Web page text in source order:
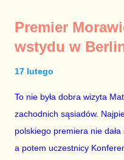
tylko tam, gdzie nie ma
przyjmuję ze smutkiem.
znowu dał się złamać
bo w 2007 roku też tak się
przedterminowymi
politycy PiS wysłali
Premier
wstydu w
17 lutego
To nie była dobra wizyta
zachodnich sąsiadów.
polskiego premiera nie
a potem uczestnicy